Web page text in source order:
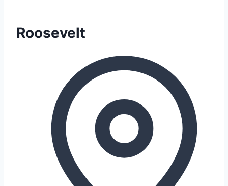
Roosevelt